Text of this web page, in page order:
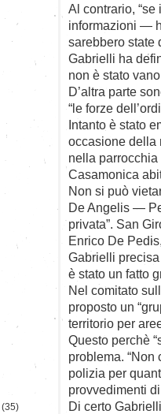
Al contrario,
informazioni —
sarebbero state
Gabrielli ha
non è stato
D’altra parte
“le forze
Intanto è stato
occasione della
nella
Casamonica
Non si può
De Angelis —
privata”. San
Enrico De
Gabrielli precisa
è stato un fatto
Nel comitato
proposto un
territorio per
Questo perchè
problema.
polizia per
provvedimenti
Di certo
(35)